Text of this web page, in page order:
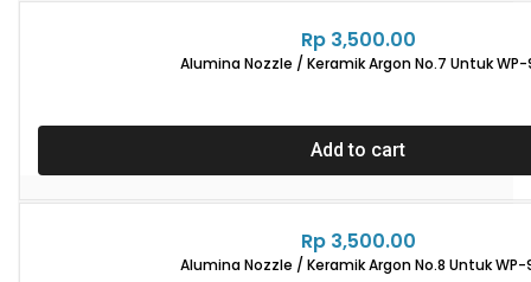
Rp3,500.00
Alumina Nozzle / Keramik Argon No.7 Untuk WP-
Add to cart
Rp3,500.00
Alumina Nozzle / Keramik Argon No.8 Untuk WP-